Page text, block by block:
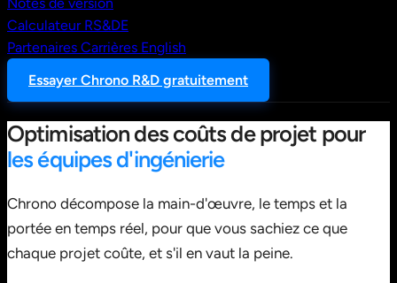
Calculateur RS&DE
Partenaires Carrières English
Essayer Chrono R&D gratuitement
Optimisation des coûts de projet pour
les équipes d'ingénierie
Chrono décompose la main-d'œuvre, le temps et la
portée en temps réel, pour que vous sachiez ce que
chaque projet coûte, et s'il en vaut la peine.